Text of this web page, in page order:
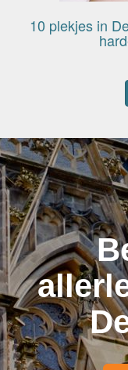
10 plekjes in